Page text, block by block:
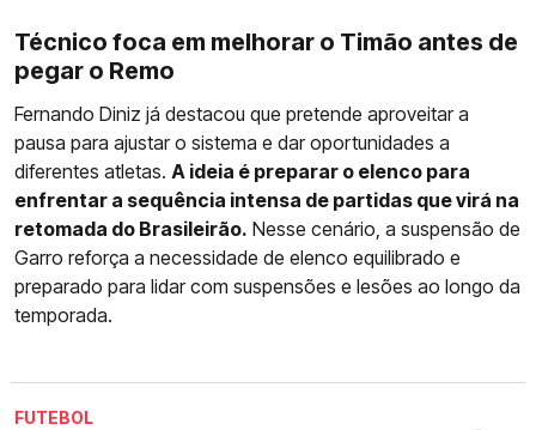
Técnico foca em melhorar o Timão antes de
pegar o Remo
Fernando Diniz já destacou que pretende aproveitar a
pausa para ajustar o sistema e dar oportunidades a
diferentes atletas. A ideia é preparar o elenco para
enfrentar a sequência intensa de partidas que virá na
retomada do Brasileirão. Nesse cenário, a suspensão de
Garro reforça a necessidade de elenco equilibrado e
preparado para lidar com suspensões e lesões ao longo da
temporada.
FUTEBOL